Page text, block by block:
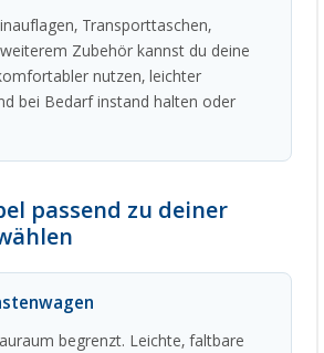
Transporttaschen,
Zubehör kannst du deine
nutzen, leichter
bei Bedarf instand halten oder
passend zu deiner
begrenzt. Leichte, faltbare